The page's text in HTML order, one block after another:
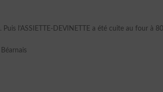
l’ASSIETTE-DEVINETTE a été cuite au four à